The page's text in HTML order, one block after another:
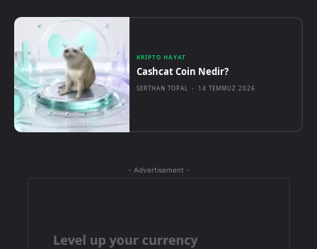
KRIPTO HAYAT
Cashcat Coin Nedir?
SERTHAN TOPAL - 14 TEMMUZ 2026
- Advertisement -